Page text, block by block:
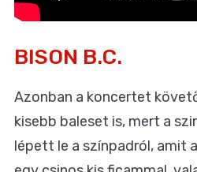
BISON B.C.
Azonban a koncertet
kisebb baleset is, mert a
lépett le a színpadról, amit